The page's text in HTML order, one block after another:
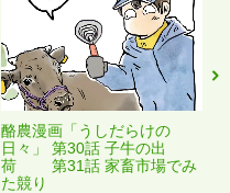
酪農漫画「うしだらけの
日々」 第30話 子牛の出
荷 第31話 家畜市場でみ
た競り